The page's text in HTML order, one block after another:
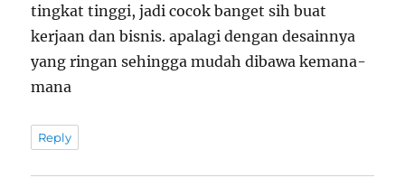
tingkat tinggi, jadi cocok banget sih buat
kerjaan dan bisnis. apalagi dengan desainnya
yang ringan sehingga mudah dibawa kemana-
mana
Reply